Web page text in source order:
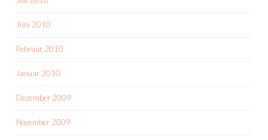
Juni 2010
Februar 2010
Januar 2010
Dezember 2009
November 2009